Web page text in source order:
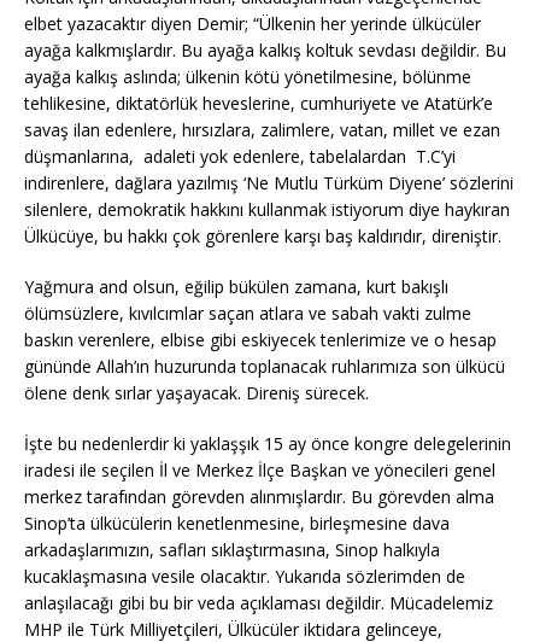
elbet yazacaktır diyen Demir; “Ülkenin her yerinde ülkücüler
ayağa kalkmışlardır. Bu ayağa kalkış koltuk sevdası değildir. Bu
ayağa kalkış aslında; ülkenin kötü yönetilmesine, bölünme
tehlikesine, diktatörlük heveslerine, cumhuriyete ve Atatürk’e
savaş ilan edenlere, hırsızlara, zalimlere, vatan, millet ve ezan
düşmanlarına, adaleti yok edenlere, tabelalardan T.C’yi
indirenlere, dağlara yazılmış ‘Ne Mutlu Türküm Diyene’ sözlerini
silenlere, demokratik hakkını kullanmak istiyorum diye haykıran
Ülkücüye, bu hakkı çok görenlere karşı baş kaldırıdır, direniştir.
Yağmura and olsun, eğilip bükülen zamana, kurt bakışlı
ölümsüzlere, kıvılcımlar saçan atlara ve sabah vakti zulme
baskın verenlere, elbise gibi eskiyecek tenlerimize ve o hesap
gününde Allah’ın huzurunda toplanacak ruhlarımıza son ülkücü
ölene denk sırlar yaşayacak. Direniş sürecek.
İşte bu nedenlerdir ki yaklaşşık 15 ay önce kongre delegelerinin
iradesi ile seçilen İl ve Merkez İlçe Başkan ve yönecileri genel
merkez tarafından görevden alınmışlardır. Bu görevden alma
Sinop’ta ülkücülerin kenetlenmesine, birleşmesine dava
arkadaşlarımızın, safları sıklaştırmasına, Sinop halkıyla
kucaklaşmasına vesile olacaktır. Yukarıda sözlerimden de
anlaşılacağı gibi bu bir veda açıklaması değildir. Mücadelemiz
MHP ile Türk Milliyetçileri, Ülkücüler iktidara gelinceye,